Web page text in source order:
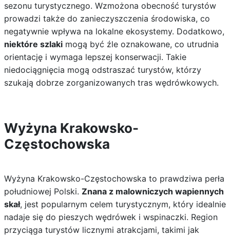
sezonu turystycznego. Wzmożona obecność turystów
prowadzi także do zanieczyszczenia środowiska, co
negatywnie wpływa na lokalne ekosystemy. Dodatkowo,
niektóre szlakimogą być źle oznakowane, co utrudnia
orientację i wymaga lepszej konserwacji. Takie
niedociągnięcia mogą odstraszać turystów, którzy
szukają dobrze zorganizowanych tras wędrówkowych.
Wyżyna Krakowsko-
Częstochowska
Wyżyna Krakowsko-Częstochowska to prawdziwa perła
południowej Polski. Znana z malowniczych wapiennych
skał, jest popularnym celem turystycznym, który idealnie
nadaje się do pieszych wędrówek i wspinaczki. Region
przyciąga turystów licznymi atrakcjami, takimi jak